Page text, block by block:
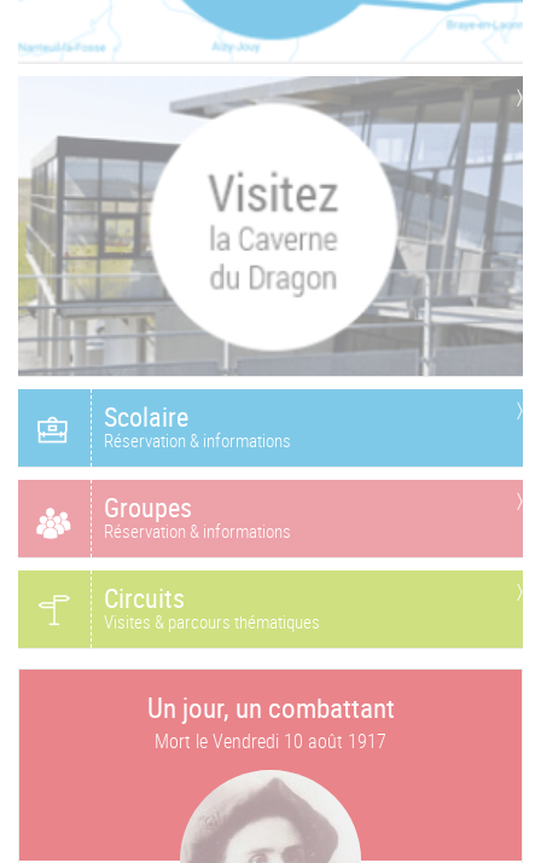
Scolaire
Réservation & informations
Groupes
Réservation & informations
Circuits
Visites & parcours thématiques
Un jour, un combattant
Mort leVendredi 10 août 1917